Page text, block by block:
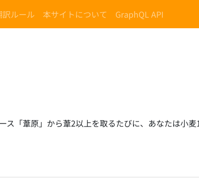
訳ルール 本サイトについて GraphQL API
ス「葦原」から葦2以上を取るたびに、あなたは小